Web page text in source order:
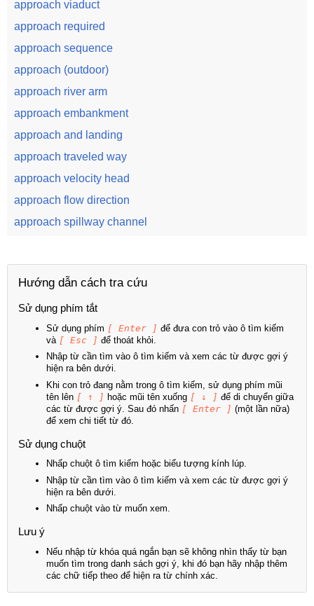
approach viaduct
approach required
approach sequence
approach (outdoor)
approach river arm
approach embankment
approach and landing
approach traveled way
approach velocity head
approach flow direction
approach spillway channel
Hướng dẫn cách tra cứu
Sử dụng phím tắt
Sử dụng phím [ Enter ] để đưa con trỏ vào ô tìm kiếm
và [ Esc ] để thoát khỏi.
Nhập từ cần tìm vào ô tìm kiếm và xem các từ được gợi ý
hiện ra bên dưới.
Khi con trỏ đang nằm trong ô tìm kiếm, sử dụng phím mũi
tên lên [ ↑ ] hoặc mũi tên xuống [ ↓ ] để di chuyển giữa
các từ được gợi ý. Sau đó nhấn [ Enter ] (một lần nữa)
để xem chi tiết từ đó.
Sử dụng chuột
Nhấp chuột ô tìm kiếm hoặc biểu tượng kính lúp.
Nhập từ cần tìm vào ô tìm kiếm và xem các từ được gợi ý
hiện ra bên dưới.
Nhấp chuột vào từ muốn xem.
Lưu ý
Nếu nhập từ khóa quá ngắn bạn sẽ không nhìn thấy từ bạn
muốn tìm trong danh sách gợi ý, khi đó bạn hãy nhập thêm
các chữ tiếp theo để hiện ra từ chính xác.